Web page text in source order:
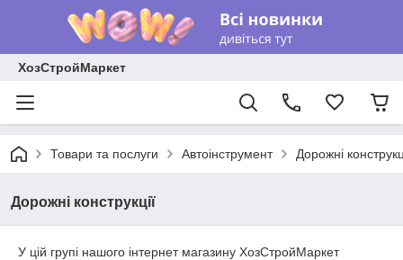
ХозСтройМаркет
Товари та послуги Автоінструмент Дорожні
Дорожні конструкції
У цій групі нашого інтернет магазину ХозСтройМаркет